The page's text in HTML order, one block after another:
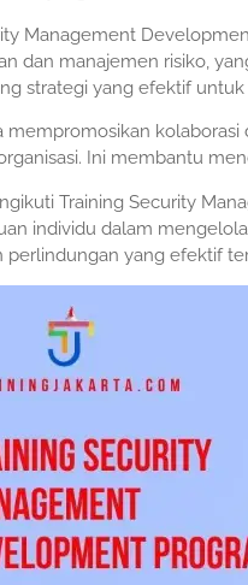
Management
dan manajemen risiko,
strategi yang efektif untuk
mempromosikan
Ini membantu
Training Security
individu dalam
yang efektif